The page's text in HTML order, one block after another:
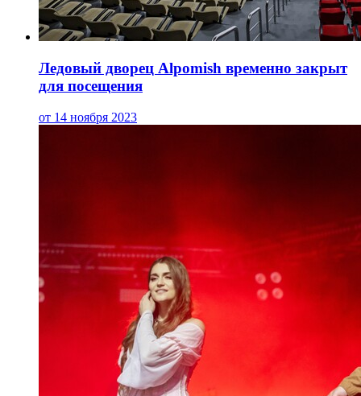
Ледовый дворец Alpomish временно закрыт
для посещения
от 14 ноября 2023